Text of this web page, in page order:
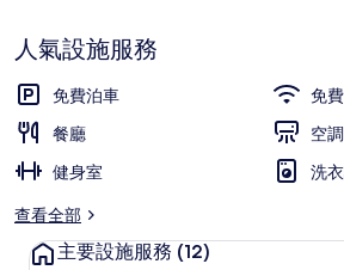
人氣設施服務
免費泊車
免
餐廳
空調
健身室
洗
查看全部
主要設施服務 (12)